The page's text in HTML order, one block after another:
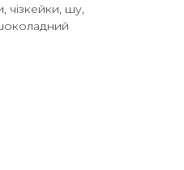
чізкейки, шу,